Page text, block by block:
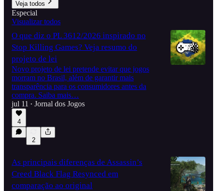
Veja todos
Especial
Visualizar todos
O que diz o PL 3612/2026 inspirado no
Stop Killing Games? Veja resumo do
projeto de lei
Novo projeto de lei pretende evitar que jogos
morram no Brasil, além de garantir mais
transparência para os consumidores antes da
compra. Saiba mais…
jul 11
• Jornal dos Jogos
4
2
As principais diferenças de Assassin’s
Creed Black Flag Resynced em
comparação ao original